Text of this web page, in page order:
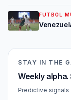
FUTBOL
STAY IN THE
Weekly
Predictive